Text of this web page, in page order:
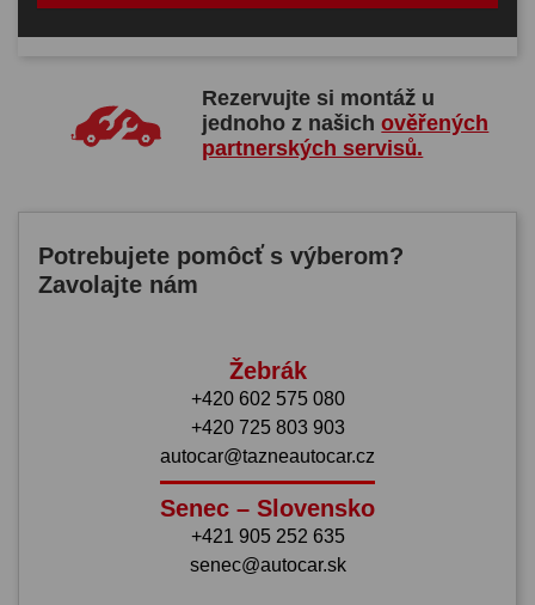
Rezervujte si montáž u
jednoho z našichověřených
partnerských servisů.
Potrebujete pomôcť s výberom?
Zavolajte nám
Žebrák
+420 602 575 080
+420 725 803 903
autocar@tazneautocar.cz
Senec – Slovensko
+421 905 252 635
senec@autocar.sk